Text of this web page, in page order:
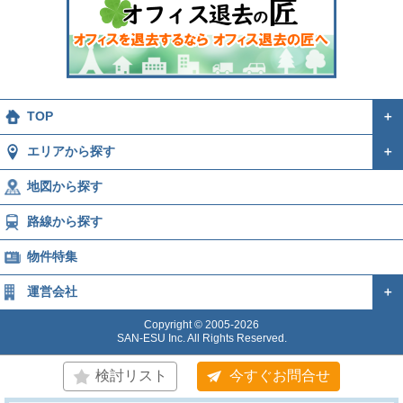
検討リスト 今すぐお問合せ
TOP ＋
エリアから探す ＋
地図から探す
路線から探す
物件特集
運営会社 ＋
Copyright © 2005-2026
SAN-ESU Inc. All Rights Reserved.